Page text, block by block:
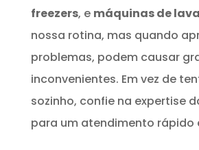
freezers, e máquinas de
nossa rotina, mas quando
problemas, podem causar
inconvenientes. Em vez de
sozinho, confie na expertise
para um atendimento rápido